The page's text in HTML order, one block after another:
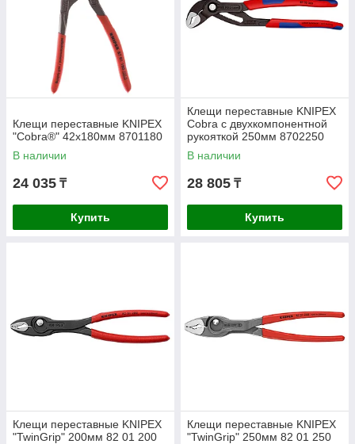
Клещи переставные KNIPEX
"Cobra®" 42х180мм 8701180
В наличии
24 035 ₸
Купить
Клещи переставные KNIPEX
Cobra с двухкомпонентной
рукояткой 250мм 8702250
В наличии
28 805 ₸
Купить
Клещи переставные KNIPEX
"TwinGrip" 200мм 82 01 200
Клещи переставные KNIPEX
"TwinGrip" 250мм 82 01 250